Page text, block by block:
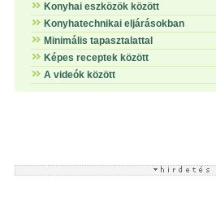
Konyhai eszközök között
Konyhatechnikai eljárásokban
Minimális tapasztalattal
Képes receptek között
A videók között